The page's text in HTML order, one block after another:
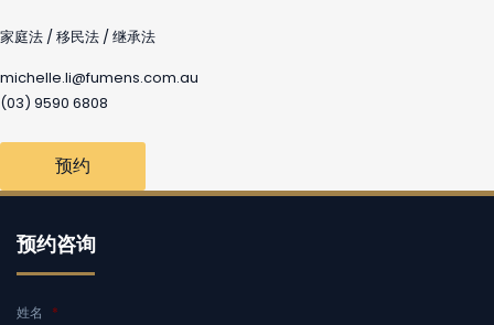
家庭法 / 移民法 / 继承法
michelle.li@fumens.com.au
(03) 9590 6808
预约
预约咨询
姓名 *